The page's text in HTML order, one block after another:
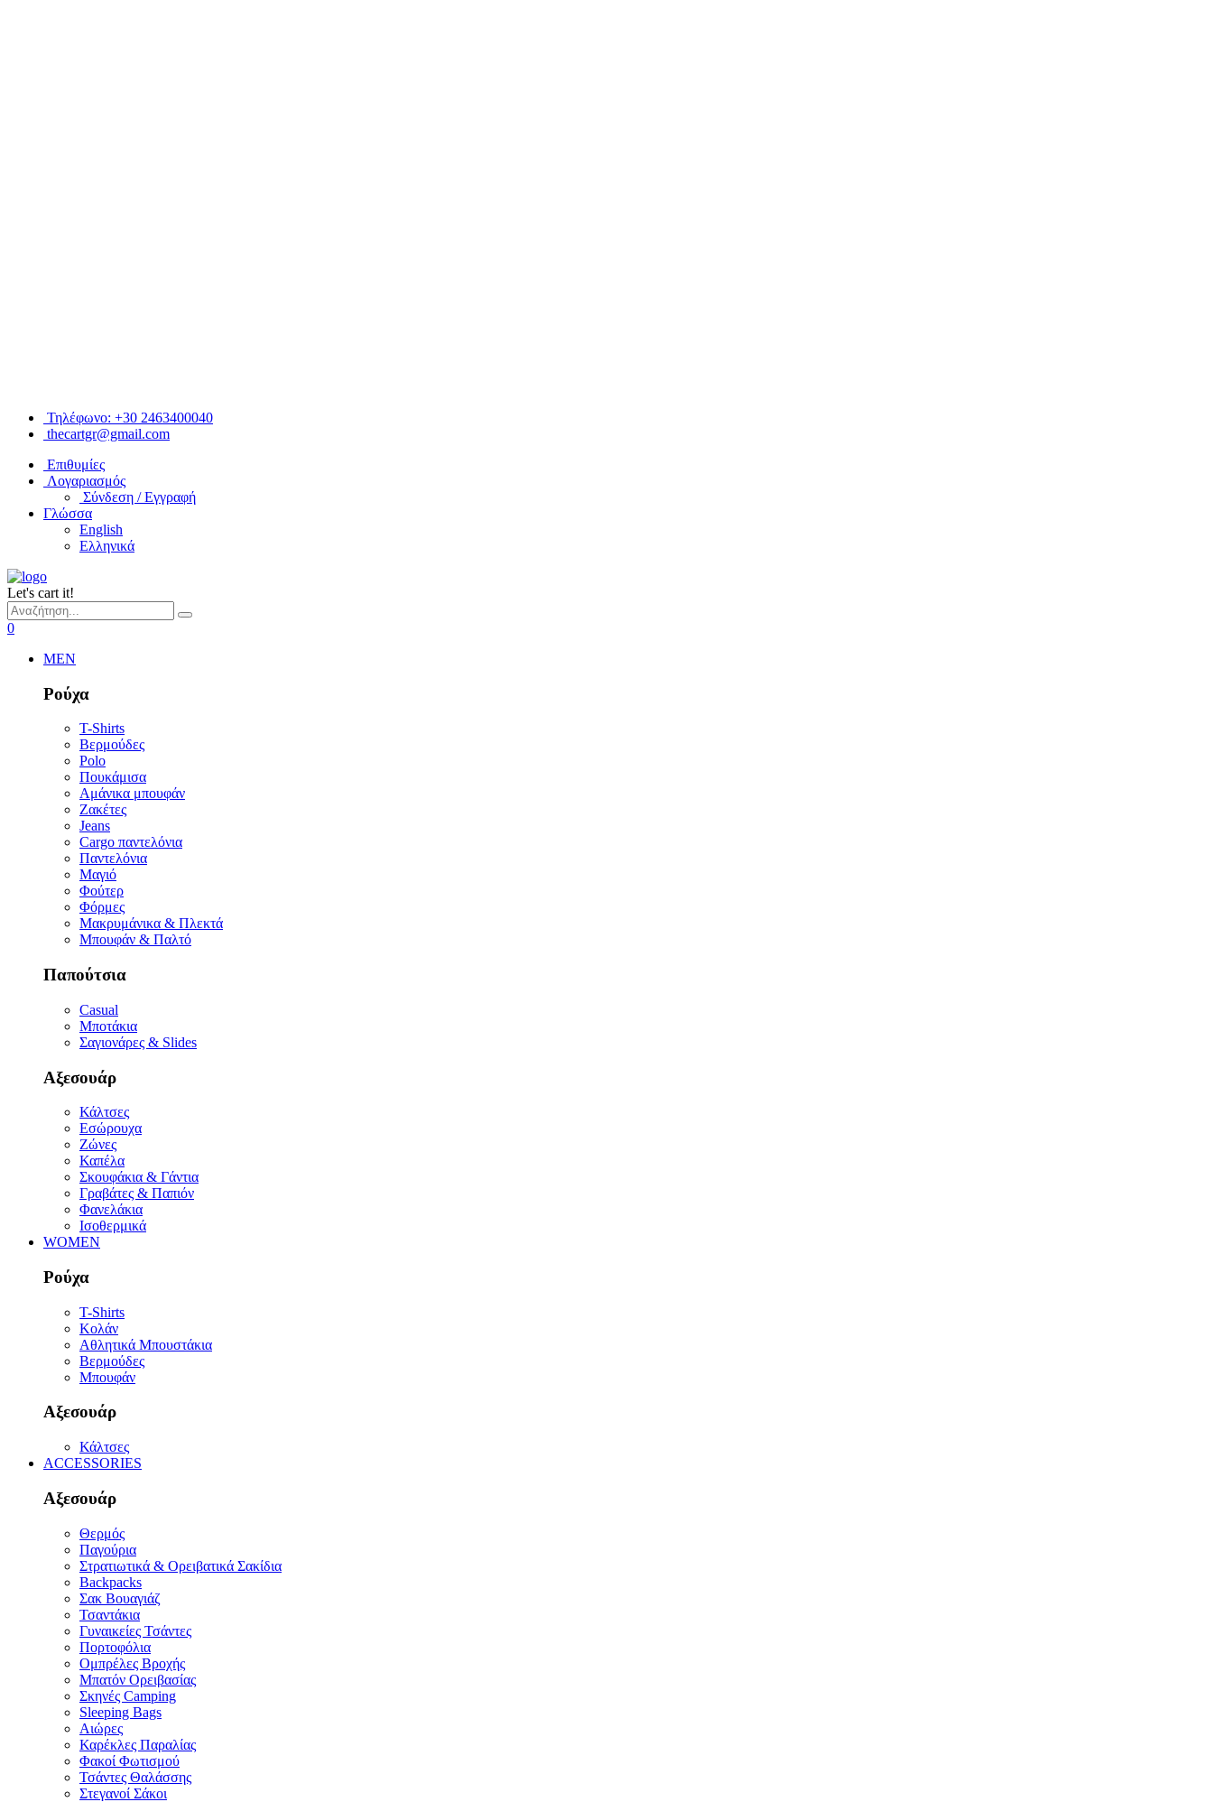
Τηλέφωνο: +30 2463400040
thecartgr@gmail.com
Επιθυμίες
Λογαριασμός
Σύνδεση / Εγγραφή
Γλώσσα
English
Ελληνικά
Let's cart it!
0
MEN
Ρούχα
T-Shirts
Βερμούδες
Polo
Πουκάμισα
Αμάνικα μπουφάν
Ζακέτες
Jeans
Cargo παντελόνια
Παντελόνια
Μαγιό
Φούτερ
Φόρμες
Μακρυμάνικα & Πλεκτά
Μπουφάν & Παλτό
Παπούτσια
Casual
Μποτάκια
Σαγιονάρες & Slides
Αξεσουάρ
Κάλτσες
Εσώρουχα
Ζώνες
Καπέλα
Σκουφάκια & Γάντια
Γραβάτες & Παπιόν
Φανελάκια
Ισοθερμικά
WOMEN
Ρούχα
T-Shirts
Κολάν
Αθλητικά Μπουστάκια
Βερμούδες
Μπουφάν
Αξεσουάρ
Κάλτσες
ACCESSORIES
Αξεσουάρ
Θερμός
Παγούρια
Στρατιωτικά & Ορειβατικά Σακίδια
Backpacks
Σακ Βουαγιάζ
Τσαντάκια
Γυναικείες Τσάντες
Πορτοφόλια
Ομπρέλες Βροχής
Μπατόν Ορειβασίας
Σκηνές Camping
Sleeping Bags
Αιώρες
Καρέκλες Παραλίας
Φακοί Φωτισμού
Τσάντες Θαλάσσης
Στεγανοί Σάκοι